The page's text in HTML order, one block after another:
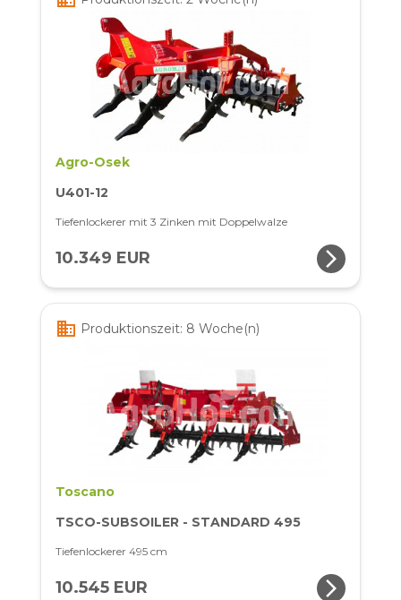
Agro-Osek
U401-12
Tiefenlockerer mit 3 Zinken mit Doppelwalze
10.349 EUR arrow_forward_ios
business Produktionszeit: 8 Woche(n)
Toscano
TSCO-SUBSOILER - STANDARD 495
Tiefenlockerer 495 cm
10.545 EUR arrow_forward_ios